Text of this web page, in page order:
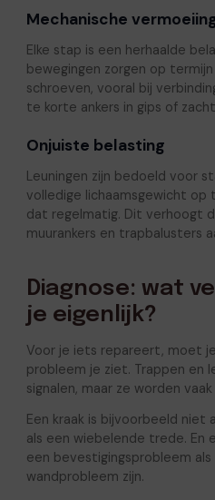
Mechanische
Elke stap is een herhaalde
bewegingen zorgen op
schroeven, vooral bij
te korte ankers in gips of
Onjuiste belasting
Leuningen zijn bedoeld voor
volledige lichaamsgewicht op
dat regelmatig. Dit verhoogt
muurankers en trapbalusters
Diagnose: wat
je eigenlijk?
Voor je iets repareert, moet
probleem je ziet. Trappen en
signalen, maar ze worden
Een kraak is bijvoorbeeld
als een wiebelende trede. En
een bevestigingsprobleem
wandprobleem zijn.